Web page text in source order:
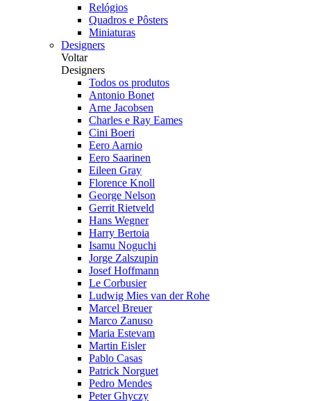
Relógios
Quadros e Pôsters
Miniaturas
Designers
Voltar
Designers
Todos os produtos
Antonio Bonet
Arne Jacobsen
Charles e Ray Eames
Cini Boeri
Eero Aarnio
Eero Saarinen
Eileen Gray
Florence Knoll
George Nelson
Gerrit Rietveld
Hans Wegner
Harry Bertoia
Isamu Noguchi
Jorge Zalszupin
Josef Hoffmann
Le Corbusier
Ludwig Mies van der Rohe
Marcel Breuer
Marco Zanuso
Maria Estevam
Martin Eisler
Pablo Casas
Patrick Norguet
Pedro Mendes
Peter Ghyczy